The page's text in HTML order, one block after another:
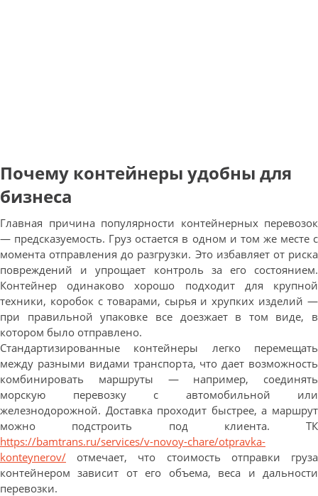
Почему контейнеры удобны для
бизнеса
Главная причина популярности контейнерных перевозок
— предсказуемость. Груз остается в одном и том же месте с
момента отправления до разгрузки. Это избавляет от риска
повреждений и упрощает контроль за его состоянием.
Контейнер одинаково хорошо подходит для крупной
техники, коробок с товарами, сырья и хрупких изделий —
при правильной упаковке все доезжает в том виде, в
котором было отправлено.
Стандартизированные контейнеры легко перемещать
между разными видами транспорта, что дает возможность
комбинировать маршруты — например, соединять
морскую перевозку с автомобильной или
железнодорожной. Доставка проходит быстрее, а маршрут
можно подстроить под клиента. ТК
https://bamtrans.ru/services/v-novoy-chare/otpravka-
konteynerov/ отмечает, что стоимость отправки груза
контейнером зависит от его объема, веса и дальности
перевозки.